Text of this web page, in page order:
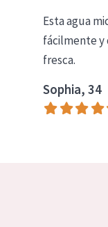
Esta agua
fácilmente y
fresca.
Sophia, 34